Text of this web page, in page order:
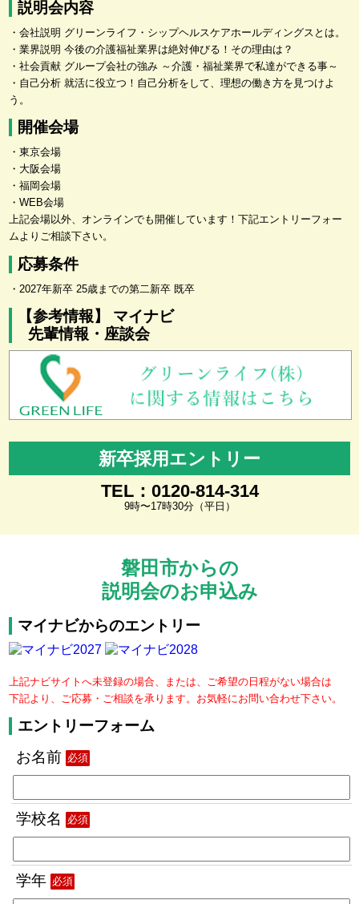
説明会内容
・会社説明 グリーンライフ・シップヘルスケアホールディングスとは。
・業界説明 今後の介護福祉業界は絶対伸びる！その理由は？
・社会貢献 グループ会社の強み ～介護・福祉業界で私達ができる事～
・自己分析 就活に役立つ！自己分析をして、理想の働き方を見つけよ
う。
開催会場
・東京会場
・大阪会場
・福岡会場
・WEB会場
上記会場以外、オンラインでも開催しています！下記エントリーフォー
ムよりご相談下さい。
応募条件
・2027年新卒 25歳までの第二新卒 既卒
【参考情報】 マイナビ
先輩情報・座談会
新卒採用エントリー
TEL：0120-814-314
9時〜17時30分（平日）
磐田市からの
説明会のお申込み
マイナビからのエントリー
上記ナビサイトへ未登録の場合、または、ご希望の日程がない場合は
下記より、ご応募・ご相談を承ります。お気軽にお問い合わせ下さい。
エントリーフォーム
お名前 必須
学校名 必須
学年 必須